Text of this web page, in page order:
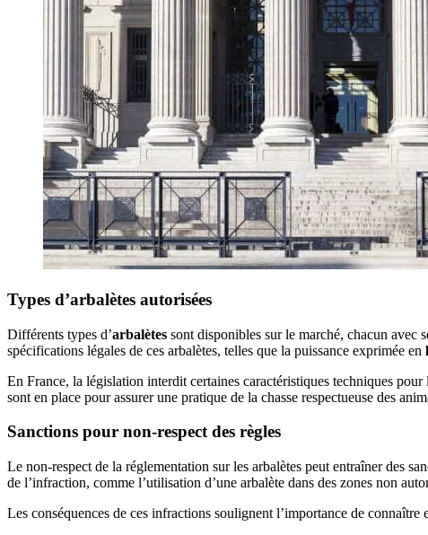
Types d’arbalètes autorisées
Différents types d’arbalètes sont disponibles sur le marché, chacun avec
spécifications légales de ces arbalètes, telles que la puissance exprimée en
En France, la législation interdit certaines caractéristiques techniques
sont en place pour assurer une pratique de la chasse respectueuse des
Sanctions pour non-respect des règles
Le non-respect de la réglementation sur les arbalètes peut entraîner des
de l’infraction, comme l’utilisation d’une arbalète dans des zones non
Les conséquences de ces infractions soulignent l’importance de